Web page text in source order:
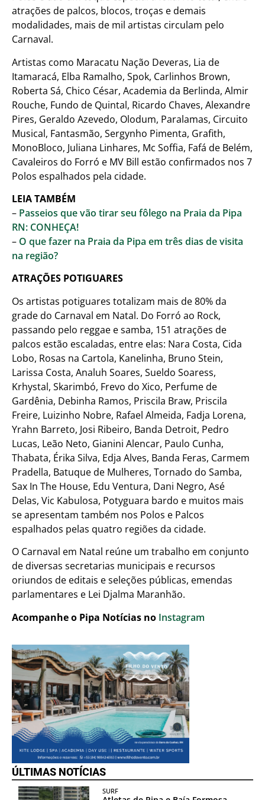
atrações de palcos, blocos, troças e demais
modalidades, mais de mil artistas circulam pelo
Carnaval.
Artistas como Maracatu Nação Deveras, Lia de
Itamaracá, Elba Ramalho, Spok, Carlinhos Brown,
Roberta Sá, Chico César, Academia da Berlinda, Almir
Rouche, Fundo de Quintal, Ricardo Chaves, Alexandre
Pires, Geraldo Azevedo, Olodum, Paralamas, Circuito
Musical, Fantasmão, Sergynho Pimenta, Grafith,
MonoBloco, Juliana Linhares, Mc Soffia, Fafá de Belém,
Cavaleiros do Forró e MV Bill estão confirmados nos 7
Polos espalhados pela cidade.
LEIA TAMBÉM
– Passeios que vão tirar seu fôlego na Praia da Pipa
RN: CONHEÇA!
– O que fazer na Praia da Pipa em três dias de visita
na região?
ATRAÇÕES POTIGUARES
Os artistas potiguares totalizam mais de 80% da
grade do Carnaval em Natal. Do Forró ao Rock,
passando pelo reggae e samba, 151 atrações de
palcos estão escaladas, entre elas: Nara Costa, Cida
Lobo, Rosas na Cartola, Kanelinha, Bruno Stein,
Larissa Costa, Analuh Soares, Sueldo Soaress,
Krhystal, Skarimbó, Frevo do Xico, Perfume de
Gardênia, Debinha Ramos, Priscila Braw, Priscila
Freire, Luizinho Nobre, Rafael Almeida, Fadja Lorena,
Yrahn Barreto, Josi Ribeiro, Banda Detroit, Pedro
Lucas, Leão Neto, Gianini Alencar, Paulo Cunha,
Thabata, Érika Silva, Edja Alves, Banda Feras, Carmem
Pradella, Batuque de Mulheres, Tornado do Samba,
Sax In The House, Edu Ventura, Dani Negro, Asé
Delas, Vic Kabulosa, Potyguara bardo e muitos mais
se apresentam também nos Polos e Palcos
espalhados pelas quatro regiões da cidade.
O Carnaval em Natal reúne um trabalho em conjunto
de diversas secretarias municipais e recursos
oriundos de editais e seleções públicas, emendas
parlamentares e Lei Djalma Maranhão.
Acompanhe o Pipa Notícias no Instagram
ÚLTIMAS NOTÍCIAS
SURF